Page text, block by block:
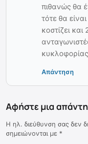
πιθανώς θα
τότε θα
κοστίζει
Απάντηση
Αφήστε μια
Η ηλ. διεύθυνση σας δεν
σημειώνονται με *